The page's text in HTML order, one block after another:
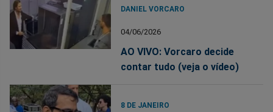
DANIEL VORCARO
04/06/2026
AO VIVO: Vorcaro decide
contar tudo (veja o vídeo)
8 DE JANEIRO